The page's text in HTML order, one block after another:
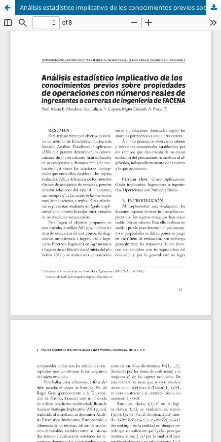
Análisis estadístico implicativo de los conocimientos previos sobre propiedades de operaciones con números reales de ingresantes a carreras de ingeniería de FACENA